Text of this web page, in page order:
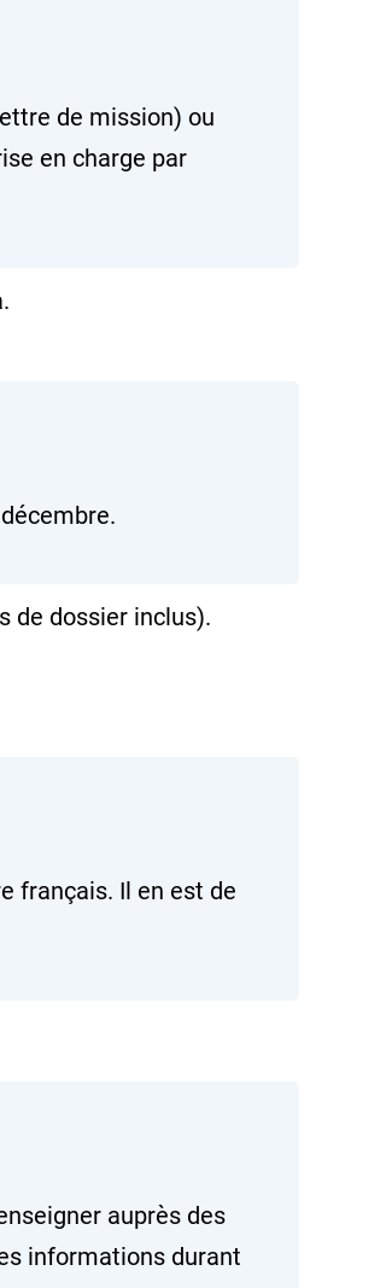
de mission) ou
en charge par
de dossier inclus).
français. Il en est de
auprès des
informations durant